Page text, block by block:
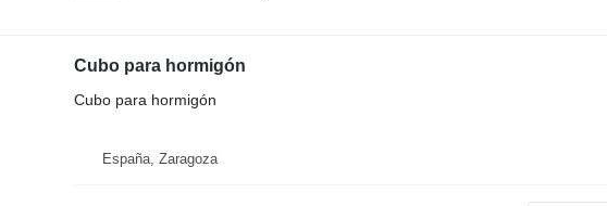
Cubo para hormigón
Cubo para hormigón
España, Zaragoza